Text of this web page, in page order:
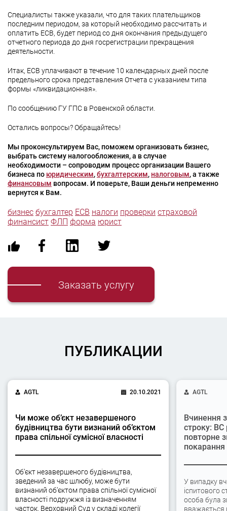
Специалисты также указали, что для таких плательщиков
последним периодом, за который необходимо рассчитать и
оплатить ЕСВ, будет период со дня окончания предыдущего
отчетного периода до дня госрегистрации прекращения
деятельности.
Итак, ЕСВ уплачивают в течение 10 календарных дней после
предельного срока представления Отчета с указанием типа
формы «ликвидационная».
По сообщению ГУ ГПС в Ровенской области.
Остались вопросы? Обращайтесь!
Мы проконсультируем Вас, поможем организовать бизнес,
выбрать систему налогообложения, а в случае
необходимости – сопроводим процесс организации Вашего
бизнеса по юридическим,бухгалтерским, налоговым, а также
финансовым вопросам. И поверьте, Ваши деньги непременно
вернутся к Вам.
бизнес бухгалтер ЕСВ налоги проверки страховой
финансист ФЛП форма юрист
Заказать услугу
ПУБЛИКАЦИИ
AGTL 20.10.2021
Чи може об’єкт незавершеного
будівництва бути визнаний об’єктом
права спільної сумісної власності
Об’єкт незавершеного будівництва,
зведений за час шлюбу, може бути
визнаний об’єктом права спільної сумісної
власності подружжя із визначенням
часток. Верховний Суд у складі колегії
AGTL
Вчинення
строку: ВС
повторне
У випадку
іспитового
особа була
вважається